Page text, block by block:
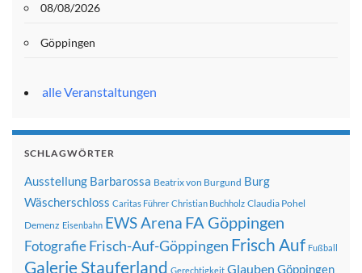
08/08/2026
Göppingen
alle Veranstaltungen
SCHLAGWÖRTER
Ausstellung Barbarossa Beatrix von Burgund Burg
Wäscherschloss Caritas Führer Christian Buchholz Claudia Pohel
Demenz Eisenbahn EWS Arena FA Göppingen
FotografieFrisch-Auf-Göppingen Frisch Auf Fußball
Galerie Stauferland Gerechtigkeit Glauben Göppingen